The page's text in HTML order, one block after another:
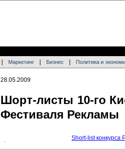
Маркетинг Бизнес Политика и
28.05.2009
Шорт-листы 10-го
Фестиваля Рекламы
Short-list конкурса